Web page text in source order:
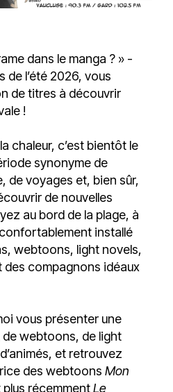
dans le manga ? » -
de l’été 2026, vous
de titres à découvrir
!
chaleur, c’est bientôt le
synonyme de
de voyages et, bien sûr,
de nouvelles
au bord de la plage, à
confortablement installé
webtoons, light novels,
des compagnons idéaux
vous présenter une
webtoons, de light
et retrouvez
des webtoons Mon
plus récemmentLe